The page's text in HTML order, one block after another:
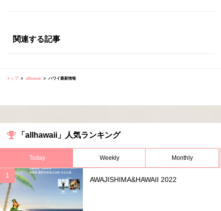
関連する記事
トップ allhawaii ハワイ最新情報
「allhawaii」人気ランキング
Today Weekly Monthly
AWAJISHIMA&HAWAII 2022